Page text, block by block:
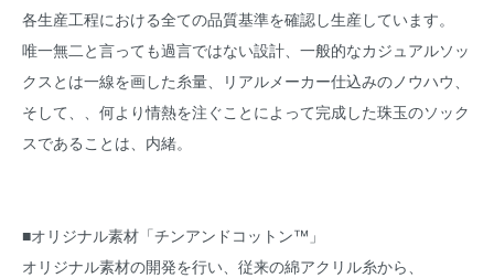
各生産工程における全ての品質基準を確認し生産しています。
唯一無二と言っても過言ではない設計、一般的なカジュアルソッ
クスとは一線を画した糸量、リアルメーカー仕込みのノウハウ、
そして、、何より情熱を注ぐことによって完成した珠玉のソック
スであることは、内緒。
■オリジナル素材「チンアンドコットン™」
オリジナル素材の開発を行い、従来の綿アクリル糸から、